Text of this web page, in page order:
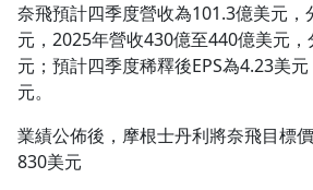
奈飛預計四季度營收為101.3億美元，
元，2025年營收430億至440億美元
元；預計四季度稀釋後EPS為4.23美
元。
業績公佈後，摩根士丹利將奈飛目標
830美元
1.0x
0.75x